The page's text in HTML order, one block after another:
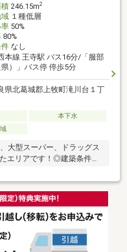
246.15m2
１種低層
50%
80%
なし
本線 王寺駅 バス16分/「服部
県）」バス停 停歩5分
県北葛城郡上牧町滝川台１丁
本下水
大型スーパー、ドラッグス
エリアです！◎建築条件無